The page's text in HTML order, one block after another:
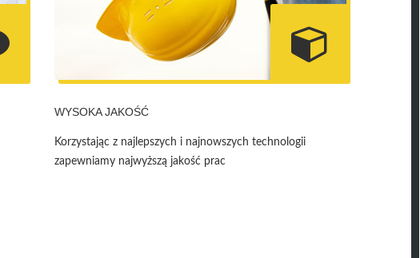
WYSOKA JAKOŚĆ
Korzystając z najlepszych i najnowszych technologii
zapewniamy najwyższą jakość prac